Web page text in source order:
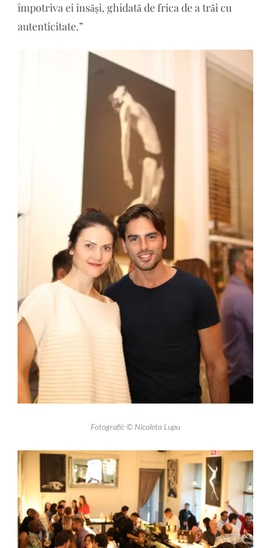
împotriva ei însăși, ghidată de frica de a trăi cu
autenticitate.”
Fotografii: © Nicoleta Lupu